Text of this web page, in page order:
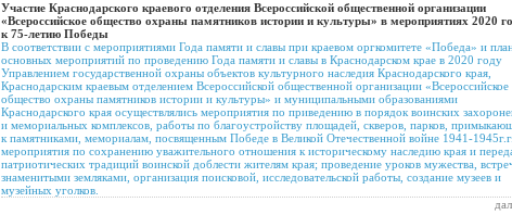
Участие Краснодарского краевого отделения Всероссийской общественной организации
«Всероссийское общество охраны памятников истории и культуры» в мероприятиях 2020
к 75-летию Победы
В соответствии с мероприятиями Года памяти и славы при краевом оргкомитете «Победа» и
основных мероприятий по проведению Года памяти и славы в Краснодарском крае в 2020 году
Управлением государственной охраны объектов культурного наследия Краснодарского края,
Краснодарским краевым отделением Всероссийской общественной организации «Всероссийское
общество охраны памятников истории и культуры» и муниципальными образованиями
Краснодарского края осуществлялись мероприятия по приведению в порядок воинских
и мемориальных комплексов, работы по благоустройству площадей, скверов, парков,
к памятниками, мемориалам, посвященным Победе в Великой Отечественной войне 1941-
мероприятия по сохранению уважительного отношения к историческому наследию края и
патриотических традиций воинской доблести жителям края; проведение уроков мужества,
знаменитыми земляками, организация поисковой, исследовательской работы, создание музеев и
музейных уголков.